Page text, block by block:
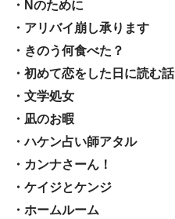
・Nのために
・アリバイ崩し承ります
・きのう何食べた？
・初めて恋をした日に読む話
・文学処女
・凪のお暇
・ハケン占い師アタル
・カンナさーん！
・ケイジとケンジ
・ホームルーム